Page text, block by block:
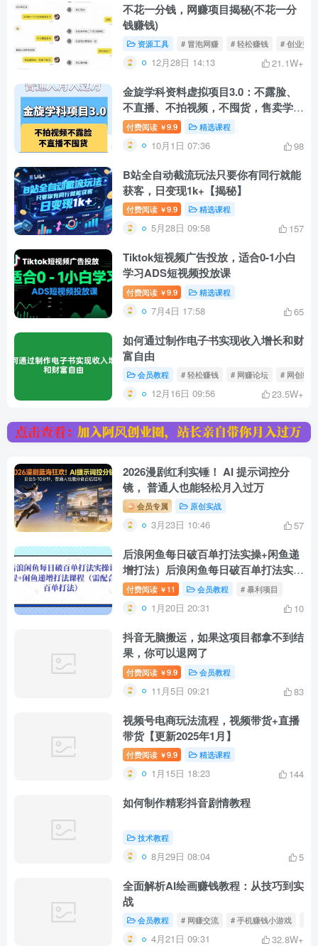
不花一分钱，网赚项目揭秘(不花一分
钱赚钱)
资源工具 # 冒泡网赚 # 轻松赚钱 # 创业交流
12月28日 14:13 21.1W+
金旋学科资料虚拟项目3.0：不露脸、
不直播、不拍视频，不囤货，售卖学科
资料，普通人也能月入过万
付费阅读 ￥9.9 精选课程
10月1日 07:36 98
B站全自动截流玩法只要你有同行就能
获客，日变现1k+【揭秘】
付费阅读 ￥9.9 精选课程
5月28日 09:58 157
Tiktok短视频广告投放，适合0-1小白
学习ADS短视频投放课
付费阅读 ￥9.9 精选课程
7月4日 17:58 65
如何通过制作电子书实现收入增长和财
富自由
会员教程 # 轻松赚钱 # 网赚论坛 # 网创经验
12月16日 09:56 23.5W+
2026漫剧红利实锤！ AI 提示词控分
镜， 普通人也能轻松月入过万
会员专属 原创实战
3月23日 10:46 57
后浪闲鱼每日破百单打法实操+闲鱼递
增打法）后浪闲鱼每日破百单打法实操
+闲鱼递增打法
付费阅读 ￥ 11 会员教程 # 暴利项目
1月20日 20:31 10
抖音无脑搬运，如果这项目都拿不到结
果，你可以退网了
付费阅读 ￥9.9 会员教程
11月5日 09:21 83
视频号电商玩法流程，视频带货+直播
带货【更新2025年1月】
付费阅读 ￥9.9 精选课程
1月15日 18:23 144
如何制作精彩抖音剧情教程
技术教程
8月29日 08:04 5
全面解析AI绘画赚钱教程：从技巧到实
战
会员教程 # 网赚交流 # 手机赚钱小游戏
4月21日 09:31 32.8W+